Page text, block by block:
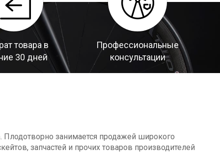
товара в
30 дней
Профессиональные
консультации
Плодотворно занимается продажей широкого
запчастей и прочих товаров производителей